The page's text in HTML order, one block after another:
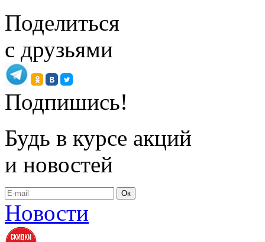
Поделиться
с друзьями
Подпишись!
Будь в курсе акций
и новостей
Ок
Новости